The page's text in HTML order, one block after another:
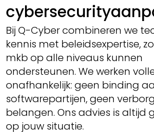
Bij Q-Cyber combineren we
kennis met beleidsexpertise,
mkb op alle niveaus kunnen
ondersteunen. We werken
onafhankelijk: geen binding
softwarepartijen, geen
belangen. Ons advies is altijd
op jouw situatie.